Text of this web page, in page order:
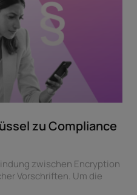
zu Compliance
zwischen Encryption
Vorschriften. Um die